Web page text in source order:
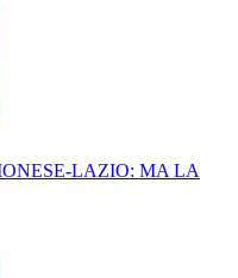
LAZIO: MA LA